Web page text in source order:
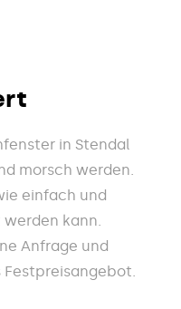
in Stendal
morsch werden.
einfach und
kann.
Anfrage und